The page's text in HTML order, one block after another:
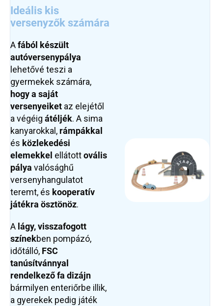
Ideális kis
versenyzők számára
Afából készült
autóversenypálya
lehetővé teszi a
gyermekek számára,
hogy a saját
versenyeiket az elejétől
a végéig átéljék. A sima
kanyarokkal, rámpákkal
és közlekedési
elemekkel ellátottovális
pálya valósághű
versenyhangulatot
teremt, és kooperatív
játékra ösztönöz.
A lágy, visszafogott
színekben pompázó,
időtálló, FSC
tanúsítvánnyal
rendelkező fa dizájn
bármilyen enteriőrbe illik,
a gyerekek pedig játék